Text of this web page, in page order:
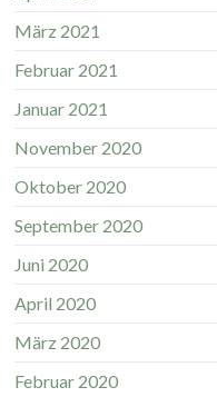
März 2021
Februar 2021
Januar 2021
November 2020
Oktober 2020
September 2020
Juni 2020
April 2020
März 2020
Februar 2020